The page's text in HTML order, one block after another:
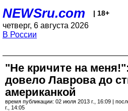
NEWSru.com | 18+
четверг, 6 августа 2026
В России
"Не кричите на
довело Лаврова до
американкой
время публикации: 02 июля 2013 г., 16:09 |
г., 14:05